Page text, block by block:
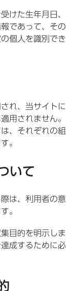
けた生年月日、
であって、その
個人を識別でき
れ、当サイトに
用されません。
、それぞれの組
。
いて
は、利用者の意
。
目的を明示しま
成するために必